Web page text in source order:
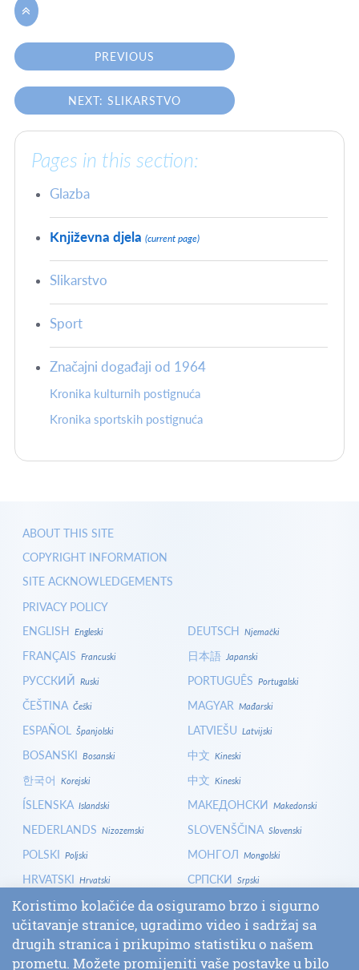

PREVIOUS
NEXT: SLIKARSTVO
Pages in this section:
Glazba
Književna djela (current page)
Slikarstvo
Sport
Značajni događaji od 1964
Kronika kulturnih postignuća
Kronika sportskih postignuća
ABOUT THIS SITE
COPYRIGHT INFORMATION
SITE ACKNOWLEDGEMENTS
PRIVACY POLICY
ENGLISH Engleski
FRANÇAIS Francuski
РУССКИЙ Ruski
ČEŠTINA Češki
ESPAÑOL Španjolski
BOSANSKI Bosanski
한국어 Korejski
ÍSLENSKA Islandski
NEDERLANDS Nizozemski
POLSKI Poljski
HRVATSKI Hrvatski
ITALIANOTalijanski
БЪЛГАРСКИBugarski
DEUTSCH Njemački
日本語 Japanski
PORTUGUÊS Portugalski
MAGYAR Mađarski
LATVIEŠU Latvijski
中文 Kineski
中文 Kineski
МАКЕДОНСКИ Makedonski
SLOVENŠČINA Slovenski
МОНГОЛ Mongolski
СРПСКИ Srpski
বাংলাBangla
SLOVENČINA Slovački
LOGIN
Koristimo kolačiće da osiguramo brzo i sigurno
učitavanje stranice, ugradimo video i sadržaj sa
drugih stranica i prikupimo statistiku o našem
prometu. Možete promijeniti vaše postavke u bilo